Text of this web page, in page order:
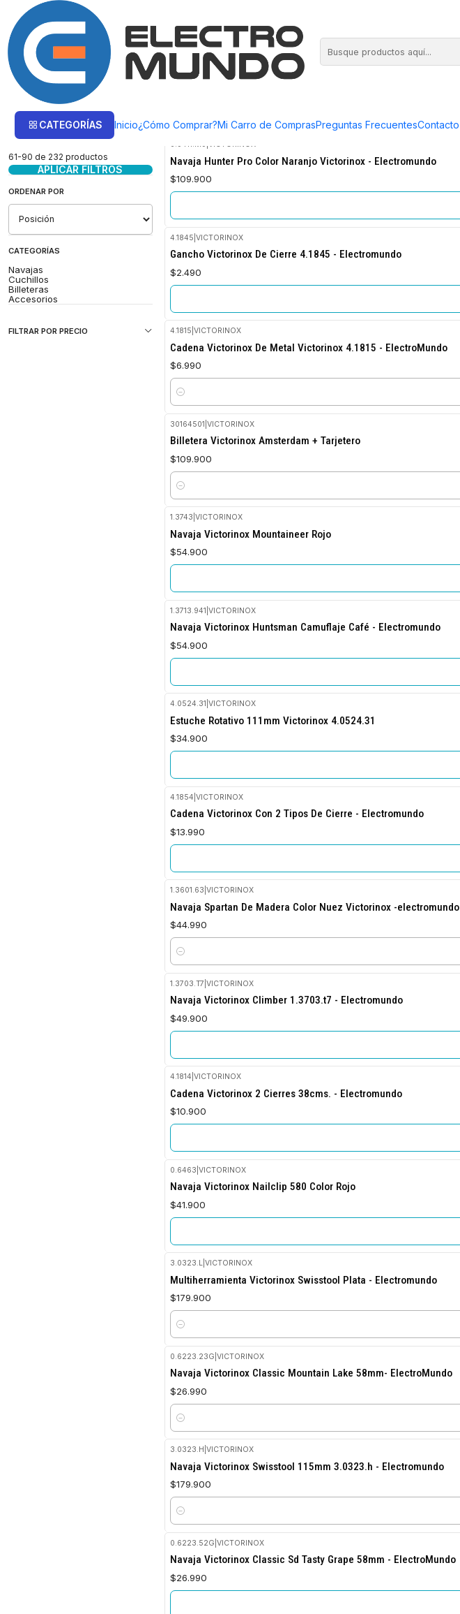
CATEGORÍAS Inicio¿Cómo Comprar?Mi Carro de ComprasPreguntas FrecuentesContacto
Inicio Victorinox
Victorinox
Mochilas
Filtrar Productos
61-90 de 232 productos
APLICAR FILTROS
ORDENAR POR
CATEGORÍAS
Navajas
Cuchillos
Billeteras
Accesorios
FILTRAR POR PRECIO
0.9411.M9 | VICTORINOX
Navaja Hunter Pro Color Naranjo Victorinox - Electromundo
$109.900
No disponible
4.1845 |VICTORINOX
Gancho Victorinox De Cierre 4.1845 - Electromundo
$2.490
4.1815 |VICTORINOX
Cadena Victorinox De Metal Victorinox 4.1815 - ElectroMundo
$6.990
Cantidad
30164501 |VICTORINOX
Billetera Victorinox Amsterdam + Tarjetero
$109.900
Cantidad
1.3743 |VICTORINOX
Navaja Victorinox Mountaineer Rojo
$54.900
No disponible
1.3713.941 |VICTORINOX
Navaja Victorinox Huntsman Camuflaje Café - Electromundo
$54.900
4.0524.31 |VICTORINOX
Estuche Rotativo 111mm Victorinox 4.0524.31
$34.900
No disponible
4.1854 |VICTORINOX
Cadena Victorinox Con 2 Tipos De Cierre - Electromundo
$13.990
1.3601.63 |VICTORINOX
Navaja Spartan De Madera Color Nuez Victorinox -electromundo
$44.990
Cantidad
No disponible
1.3703.T7 |VICTORINOX
Navaja Victorinox Climber 1.3703.t7 - Electromundo
$49.900
4.1814 |VICTORINOX
Cadena Victorinox 2 Cierres 38cms. - Electromundo
$10.900
No disponible
0.6463 |VICTORINOX
Navaja Victorinox Nailclip 580 Color Rojo
$41.900
3.0323.L |VICTORINOX
Multiherramienta Victorinox Swisstool Plata - Electromundo
$179.900
Cantidad
0.6223.23G |VICTORINOX
Navaja Victorinox Classic Mountain Lake 58mm- ElectroMundo
$26.990
Cantidad
3.0323.H |VICTORINOX
Navaja Victorinox Swisstool 115mm 3.0323.h - Electromundo
$179.900
Cantidad
No disponible
0.6223.52G |VICTORINOX
Navaja Victorinox Classic Sd Tasty Grape 58mm - ElectroMundo
$26.990